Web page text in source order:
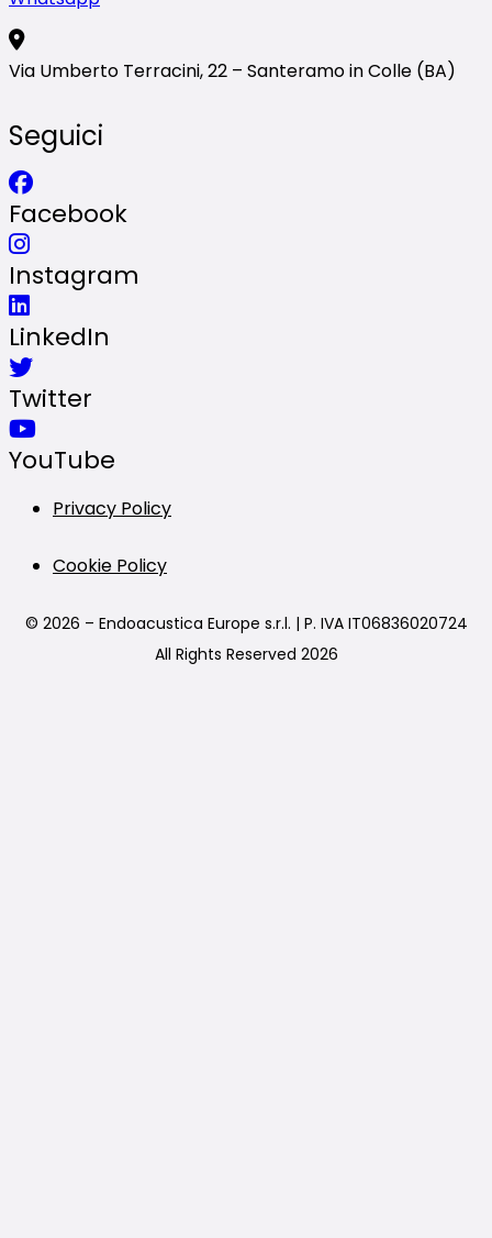
Via Umberto Terracini, 22 – Santeramo in Colle (BA)
Seguici
Facebook
Instagram
LinkedIn
Twitter
YouTube
Privacy Policy
Cookie Policy
© 2026 – Endoacustica Europe s.r.l. | P. IVA IT06836020724
All Rights Reserved 2026